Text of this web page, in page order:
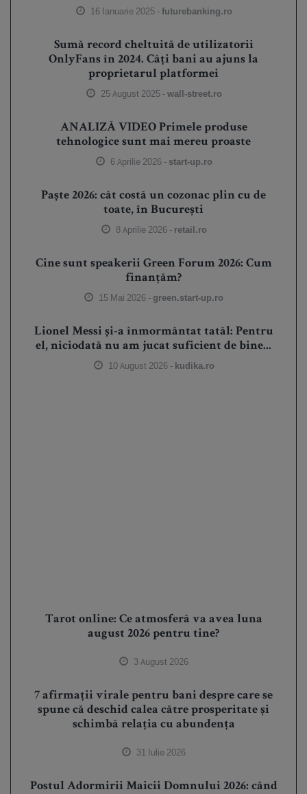
16 Ianuarie 2025 -futurebanking.ro
Sumă record cheltuită de utilizatorii
OnlyFans în 2024. Câți bani au ajuns la
proprietarul platformei
25 August 2025 -wall-street.ro
ANALIZĂ VIDEO Primele produse
tehnologice sunt mai mereu proaste
6 Aprilie 2026 - start-up.ro
Paște 2026: cât costă un cozonac plin cu de
toate, în București
8 Aprilie 2026 - retail.ro
Cine sunt speakerii Green Forum 2026: Cum
finanțăm?
15 Mai 2026 - green.start-up.ro
Lionel Messi și-a înmormântat tatăl: Pentru
el, niciodată nu am jucat suficient de bine...
10 August 2026 - kudika.ro
Tarot online: Ce atmosferă va avea luna
august 2026 pentru tine?
3 August 2026
7 afirmații virale pentru bani despre care se
spune că deschid calea către prosperitate și
schimbă relația cu abundența
31 Iulie 2026
Postul Adormirii Maicii Domnului 2026: când